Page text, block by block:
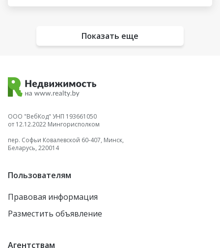
Показать еще
ООО "ВебКод" УНП 193661050
от 12.12.2022 Мингорисполком
пер. Софьи Ковалевской 60-407, Минск,
Беларусь, 220014
Пользователям
Правовая информация
Разместить объявление
Агентствам